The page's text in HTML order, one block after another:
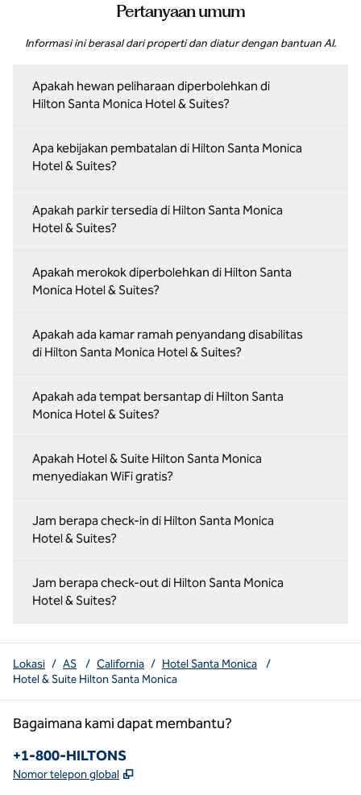
Pertanyaan umum
Informasi ini berasal dari properti dan diatur dengan bantuan AI.
Apakah hewan peliharaan diperbolehkan di
Hilton Santa Monica Hotel & Suites?
Apa kebijakan pembatalan di Hilton Santa Monica
Hotel & Suites?
Apakah parkir tersedia di Hilton Santa Monica
Hotel & Suites?
Apakah merokok diperbolehkan di Hilton Santa
Monica Hotel & Suites?
Apakah ada kamar ramah penyandang disabilitas
di Hilton Santa Monica Hotel & Suites?
Apakah ada tempat bersantap di Hilton Santa
Monica Hotel & Suites?
Apakah Hotel & Suite Hilton Santa Monica
menyediakan WiFi gratis?
Jam berapa check-in di Hilton Santa Monica
Hotel & Suites?
Jam berapa check-out di Hilton Santa Monica
Hotel & Suites?
Lokasi / AS / California / Hotel Santa Monica
/
Hotel & Suite Hilton Santa Monica
Bagaimana kami dapat membantu?
Telepon:
+1-800-HILTONS
Nomor telepon global ,